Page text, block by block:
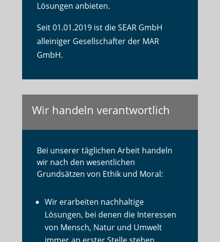
Lösungen anbieten.
Seit 01.01.2019 ist die SEAR GmbH
alleiniger Gesellschafter der MAR
GmbH.
Wir handeln verantwortlich
Bei unserer täglichen Arbeit handeln
wir nach den wesentlichen
Grundsätzen von Ethik und Moral:
Wir erarbeiten nachhaltige
Lösungen, bei denen die Interessen
von Mensch, Natur und Umwelt